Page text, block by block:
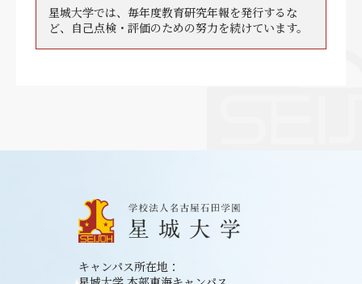
星城大学では、毎年度教育研究年報を発行するな
ど、自己点検・評価のための努力を続けています。
キャンパス所在地：